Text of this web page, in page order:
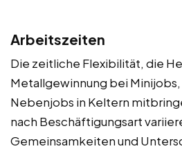
Arbeitszeiten
Die zeitliche Flexibilität, die
Metallgewinnung bei
Nebenjobs in Keltern
nach Beschäftigungsart
Gemeinsamkeiten und